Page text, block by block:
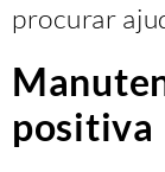
procurar
positiva